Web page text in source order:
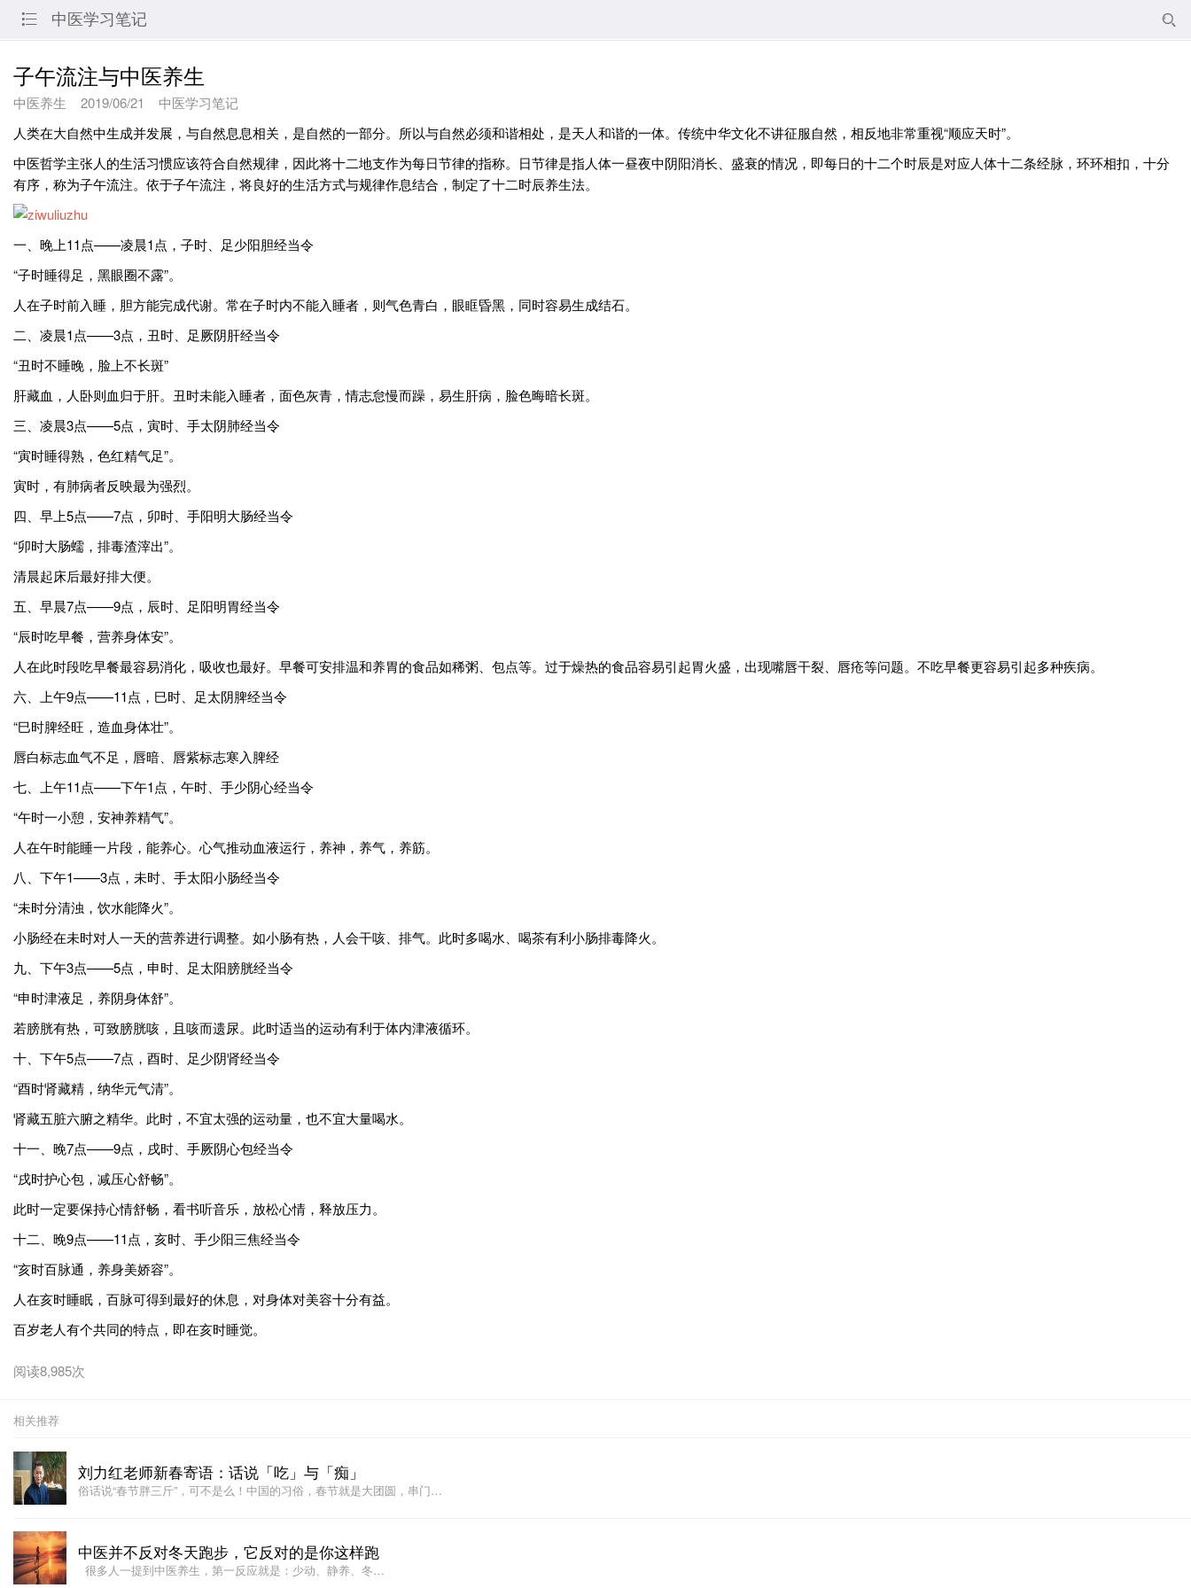
 中医学习笔记 
子午流注与中医养生
中医养生 2019/06/21
中医学习笔记
人类在大自然中生成并发展，与自然息息相关，是自然的一部分。所以与自然必须和谐相处，是天人和谐的一体。传统中华文化不讲征服自然，相反地非常重视“顺应天时”。
中医哲学主张人的生活习惯应该符合自然规律，因此将十二地支作为每日节律的指称。日节律是指人体一昼夜中阴阳消长、盛衰的情况，即每日的十二个时辰是对应人体十二条经脉，环环相扣，十分
有序，称为子午流注。依于子午流注，将良好的生活方式与规律作息结合，制定了十二时辰养生法。
一、晚上11点——凌晨1点，子时、足少阳胆经当令
“子时睡得足，黑眼圈不露”。
人在子时前入睡，胆方能完成代谢。常在子时内不能入睡者，则气色青白，眼眶昏黑，同时容易生成结石。
二、凌晨1点——3点，丑时、足厥阴肝经当令
“丑时不睡晚，脸上不长斑”
肝藏血，人卧则血归于肝。丑时未能入睡者，面色灰青，情志怠慢而躁，易生肝病，脸色晦暗长斑。
三、凌晨3点——5点，寅时、手太阴肺经当令
“寅时睡得熟，色红精气足”。
寅时，有肺病者反映最为强烈。
四、早上5点——7点，卯时、手阳明大肠经当令
“卯时大肠蠕，排毒渣滓出”。
清晨起床后最好排大便。
五、早晨7点——9点，辰时、足阳明胃经当令
“辰时吃早餐，营养身体安”。
人在此时段吃早餐最容易消化，吸收也最好。早餐可安排温和养胃的食品如稀粥、包点等。过于燥热的食品容易引起胃火盛，出现嘴唇干裂、唇疮等问题。不吃早餐更容易引起多种疾病。
六、上午9点——11点，巳时、足太阴脾经当令
“巳时脾经旺，造血身体壮”。
唇白标志血气不足，唇暗、唇紫标志寒入脾经
七、上午11点——下午1点，午时、手少阴心经当令
“午时一小憩，安神养精气”。
人在午时能睡一片段，能养心。心气推动血液运行，养神，养气，养筋。
八、下午1——3点，未时、手太阳小肠经当令
“未时分清浊，饮水能降火”。
小肠经在未时对人一天的营养进行调整。如小肠有热，人会干咳、排气。此时多喝水、喝茶有利小肠排毒降火。
九、下午3点——5点，申时、足太阳膀胱经当令
“申时津液足，养阴身体舒”。
若膀胱有热，可致膀胱咳，且咳而遗尿。此时适当的运动有利于体内津液循环。
十、下午5点——7点，酉时、足少阴肾经当令
“酉时肾藏精，纳华元气清”。
肾藏五脏六腑之精华。此时，不宜太强的运动量，也不宜大量喝水。
十一、晚7点——9点，戌时、手厥阴心包经当令
“戌时护心包，减压心舒畅”。
此时一定要保持心情舒畅，看书听音乐，放松心情，释放压力。
十二、晚9点——11点，亥时、手少阳三焦经当令
“亥时百脉通，养身美娇容”。
人在亥时睡眠，百脉可得到最好的休息，对身体对美容十分有益。
百岁老人有个共同的特点，即在亥时睡觉。
阅读8,985次
相关推荐
刘力红老师新春寄语：话说「吃」与「痴」
俗话说“春节胖三斤”，可不是么！中国的习俗，春节就是大团圆，串门…
中医并不反对冬天跑步，它反对的是你这样跑
很多人一提到中医养生，第一反应就是：少动、静养、冬…